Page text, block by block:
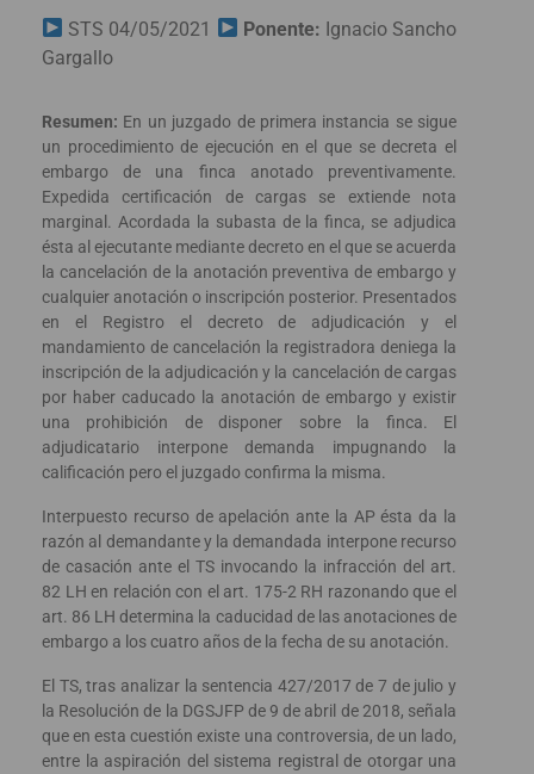
STS 04/05/2021 Ponente: Ignacio Sancho
Gargallo
Resumen: En un juzgado de primera instancia se sigue
un procedimiento de ejecución en el que se decreta el
embargo de una finca anotado preventivamente.
Expedida certificación de cargas se extiende nota
marginal. Acordada la subasta de la finca, se adjudica
ésta al ejecutante mediante decreto en el que se acuerda
la cancelación de la anotación preventiva de embargo y
cualquier anotación o inscripción posterior. Presentados
en el Registro el decreto de adjudicación y el
mandamiento de cancelación la registradora deniega la
inscripción de la adjudicación y la cancelación de cargas
por haber caducado la anotación de embargo y existir
una prohibición de disponer sobre la finca. El
adjudicatario interpone demanda impugnando la
calificación pero el juzgado confirma la misma.
Interpuesto recurso de apelación ante la AP ésta da la
razón al demandante y la demandada interpone recurso
de casación ante el TS invocando la infracción del art.
82 LH en relación con el art. 175-2 RH razonando que el
art. 86 LH determina la caducidad de las anotaciones de
embargo a los cuatro años de la fecha de su anotación.
El TS, tras analizar la sentencia 427/2017 de 7 de julio y
la Resolución de la DGSJFP de 9 de abril de 2018, señala
que en esta cuestión existe una controversia, de un lado,
entre la aspiración del sistema registral de otorgar una